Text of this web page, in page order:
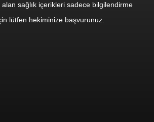
sağlık içerikleri sadece bilgilendirme
lütfen hekiminize başvurunuz.